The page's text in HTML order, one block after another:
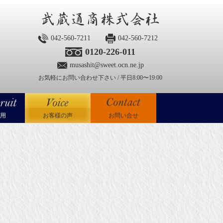
042-560-7211 042-560-7212
0120-226-011
musashit@sweet.ocn.ne.jp
お気軽にお問い合わせ下さい / 平日8:00〜19:00
お客様の声 お問い合せ